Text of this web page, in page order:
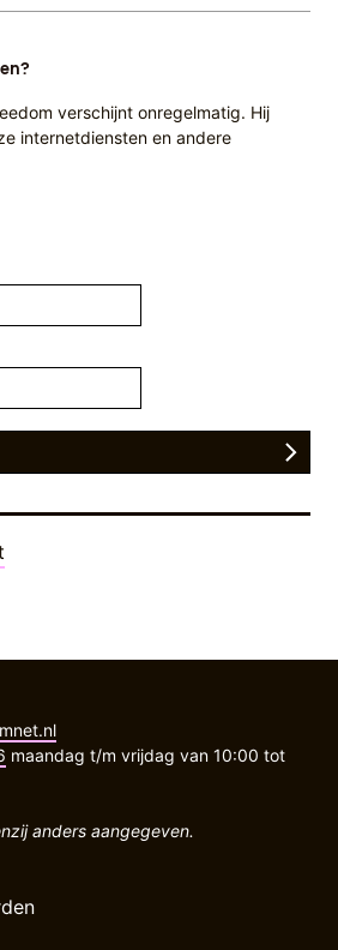
verschijnt onregelmatig. Hij
internetdiensten en andere
maandag t/m vrijdag van 10:00 tot
anders aangegeven.